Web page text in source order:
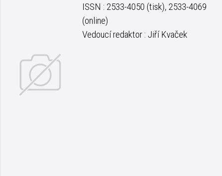
ISSN : 2533-4050 (tisk), 2533-4069
(online)
Vedoucí redaktor : Jiří Kvaček